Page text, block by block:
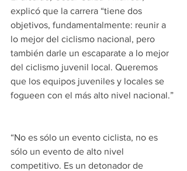
explicó que la carrera “tiene dos
objetivos, fundamentalmente: reunir a
lo mejor del ciclismo nacional, pero
también darle un escaparate a lo mejor
del ciclismo juvenil local. Queremos
que los equipos juveniles y locales se
fogueen con el más alto nivel nacional.”
“No es sólo un evento ciclista, no es
sólo un evento de alto nivel
competitivo. Es un detonador de